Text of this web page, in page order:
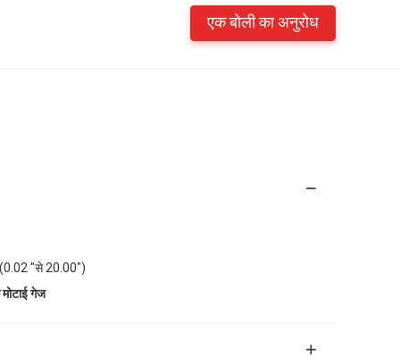
एक बोली का अनुरोध
(0.02 "से 20.00")
गेज